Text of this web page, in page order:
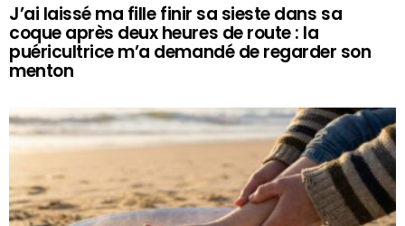
J’ai laissé ma fille finir sa sieste dans sa
coque après deux heures de route : la
puéricultrice m’a demandé de regarder son
menton